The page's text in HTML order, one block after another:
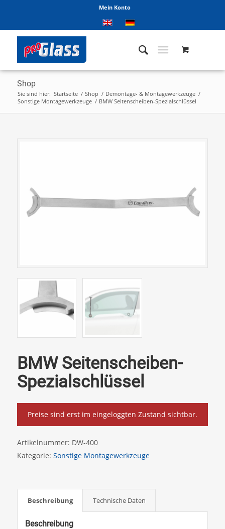
Mein Konto
Shop
Sie sind hier: Startseite / Shop / Demontage- & Montagewerkzeuge /
Sonstige Montagewerkzeuge / BMW Seitenscheiben-Spezialschlüssel
BMW Seitenscheiben-
Spezialschlüssel
Preise sind erst im eingeloggten Zustand sichtbar.
Artikelnummer: DW-400
Kategorie: Sonstige Montagewerkzeuge
Beschreibung Technische Daten
Beschreibung